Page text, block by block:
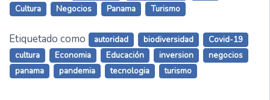
Cultura
Negocios Panama Turismo
Etiquetado como autoridad biodiversidad
Covid-19
cultura
Economia Educación inversion
negocios
panama
pandemia tecnologia turismo